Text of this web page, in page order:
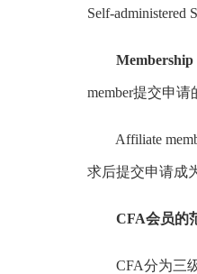
Self-
Membership
member提交申请
Affiliate
求后提交申请成
CFA会员的范
CFA分为三级